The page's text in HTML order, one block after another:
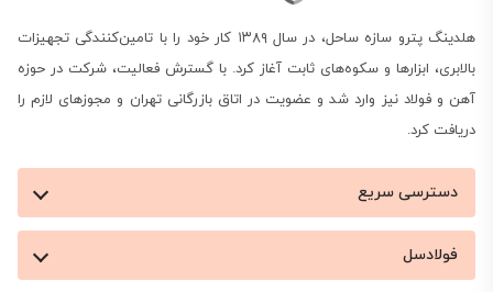
هلدینگ پترو سازه ساحل، در سال ۱۳۸۹ کار خود را با تامین‌کنندگی تجهیزات
بالابری، ابزارها و سکوه‌های ثابت آغاز کرد. با گسترش فعالیت، شرکت در حوزه
آهن و فولاد نیز وارد شد و عضویت در اتاق بازرگانی تهران و مجوزهای لازم را
دریافت کرد.
دسترسی سریع
فولادسل